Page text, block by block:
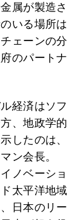
属が製造さ
いる場所は
ェーンの分
のパートナ
経済はソフ
、地政学的
したのは、
ン会長。
ノベーショ
太平洋地域
日本のリー